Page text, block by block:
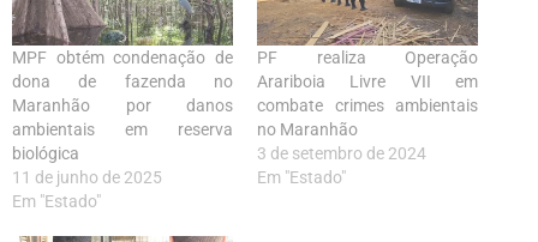
MPF obtém condenação de
dona de fazenda no
Maranhão por danos
ambientais em reserva
biológica
11 de junho de 2025
Em "Estado"
PF realiza Operação
Arariboia Livre VII em
combate crimes ambientais
no Maranhão
3 de setembro de 2024
Em "Estado"